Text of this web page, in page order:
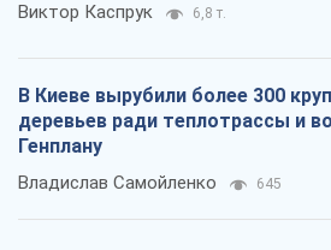
Виктор Каспрук 6,8 т.
В Киеве вырубили более 300
деревьев ради теплотрассы и
Генплану
Владислав Самойленко 645